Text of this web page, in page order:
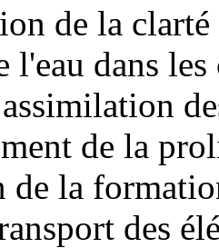
de la
l'eau dans les
de la
la
des